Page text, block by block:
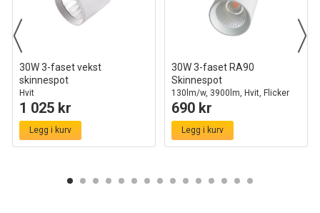
30W 3-faset vekst
skinnespot
Hvit
1 025 kr
Legg i kurv
30W 3-faset RA90
Skinnespot
130lm/w, 3900lm, Hvit, Flicker
free
690 kr
Legg i kurv